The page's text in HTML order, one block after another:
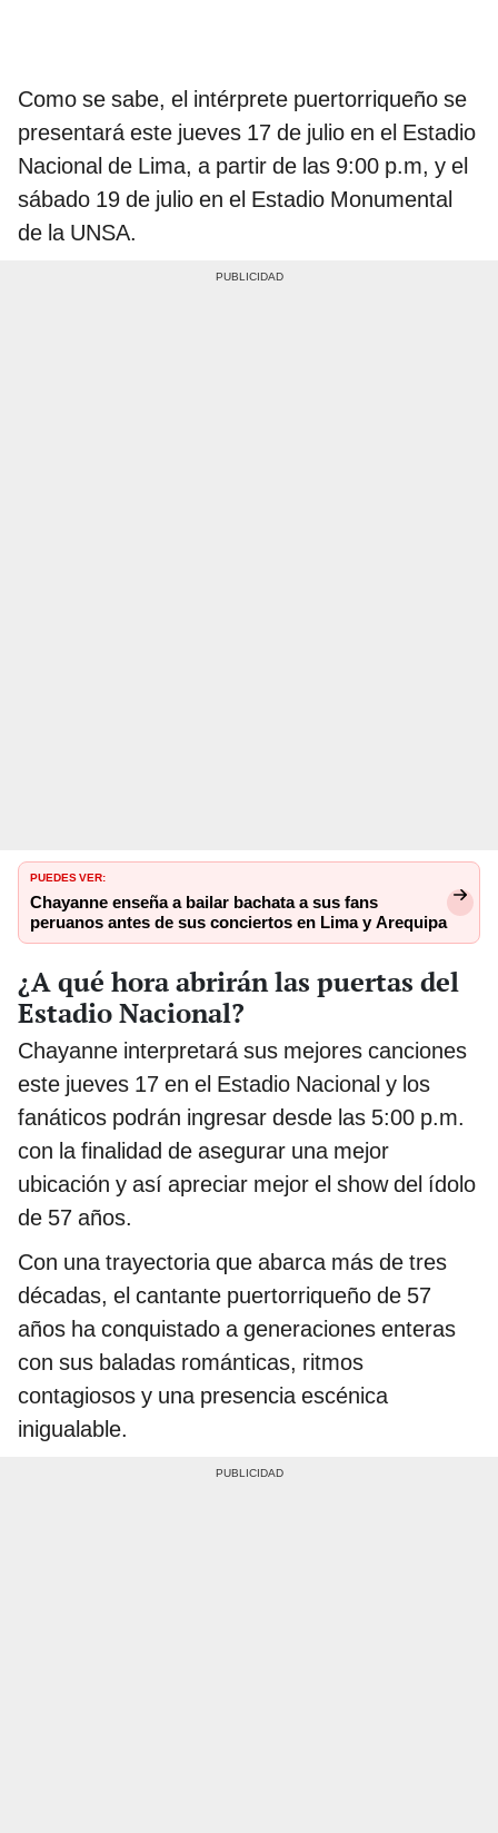
Como se sabe, el intérprete puertorriqueño se
presentará este jueves 17 de julio en el Estadio
Nacional de Lima, a partir de las 9:00 p.m, y el
sábado 19 de julio en el Estadio Monumental
de la UNSA.
PUEDES VER:
Chayanne enseña a bailar bachata a sus fans
peruanos antes de sus conciertos en Lima y Arequipa
¿A qué hora abrirán las puertas del
Estadio Nacional?
Chayanne interpretará sus mejores canciones
este jueves 17 en el Estadio Nacional y los
fanáticos podrán ingresar desde las 5:00 p.m.
con la finalidad de asegurar una mejor
ubicación y así apreciar mejor el show del ídolo
de 57 años.
Con una trayectoria que abarca más de tres
décadas, el cantante puertorriqueño de 57
años ha conquistado a generaciones enteras
con sus baladas románticas, ritmos
contagiosos y una presencia escénica
inigualable.